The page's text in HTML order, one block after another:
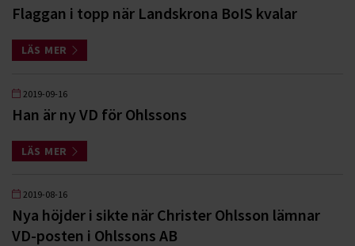
Flaggan i topp när Landskrona BoIS kvalar
LÄS MER
2019-09-16
Han är ny VD för Ohlssons
LÄS MER
2019-08-16
Nya höjder i sikte när Christer Ohlsson lämnar
VD-posten i Ohlssons AB